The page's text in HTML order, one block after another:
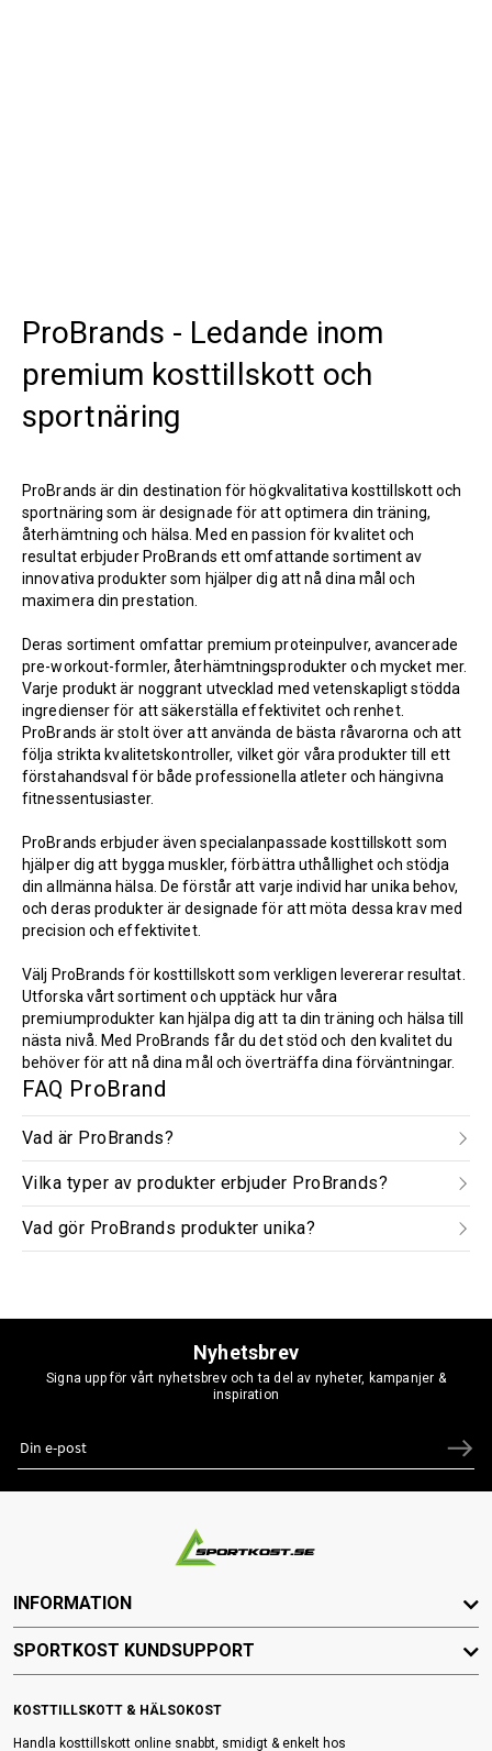
ProBrands - Ledande inom
premium kosttillskott och
sportnäring
ProBrands är din destination för högkvalitativa kosttillskott och
sportnäring som är designade för att optimera din träning,
återhämtning och hälsa. Med en passion för kvalitet och
resultat erbjuder ProBrands ett omfattande sortiment av
innovativa produkter som hjälper dig att nå dina mål och
maximera din prestation.
Deras sortiment omfattar premium proteinpulver, avancerade
pre-workout-formler, återhämtningsprodukter och mycket mer.
Varje produkt är noggrant utvecklad med vetenskapligt stödda
ingredienser för att säkerställa effektivitet och renhet.
ProBrands är stolt över att använda de bästa råvarorna och att
följa strikta kvalitetskontroller, vilket gör våra produkter till ett
förstahandsval för både professionella atleter och hängivna
fitnessentusiaster.
ProBrands erbjuder även specialanpassade kosttillskott som
hjälper dig att bygga muskler, förbättra uthållighet och stödja
din allmänna hälsa. De förstår att varje individ har unika behov,
och deras produkter är designade för att möta dessa krav med
precision och effektivitet.
Välj ProBrands för kosttillskott som verkligen levererar resultat.
Utforska vårt sortiment och upptäck hur våra
premiumprodukter kan hjälpa dig att ta din träning och hälsa till
nästa nivå. Med ProBrands får du det stöd och den kvalitet du
behöver för att nå dina mål och överträffa dina förväntningar.
FAQ ProBrand
Vad är ProBrands?
Vilka typer av produkter erbjuder ProBrands?
Vad gör ProBrands produkter unika?
Nyhetsbrev
Signa upp för vårt nyhetsbrev och ta del av nyheter, kampanjer &
inspiration
KOSTTILLSKOTT & HÄLSOKOST
Handla kosttillskott online snabbt, smidigt & enkelt hos
INFORMATION
SPORTKOST KUNDSUPPORT